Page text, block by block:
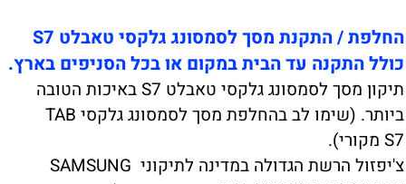
החלפת / התקנת מסך לסמסונג גלקסי טאבלט S7
כולל התקנה עד הבית במקום או בכל הסניפים בארץ.
תיקון מסך לסמסונג גלקסי טאבלט S7 באיכות הטובה
ביותר. (שימו לב בהחלפת מסך לסמסונג גלקסי TAB
S7 מקורי).
צ'יפזול הרשת הגדולה במדינה לתיקוני SAMSUNG